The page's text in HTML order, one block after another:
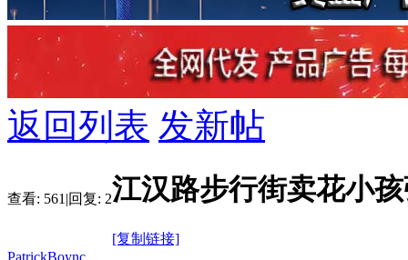
返回列表 发新帖
查看: 561 |回复: 2江汉路步行街卖花小
[复制链接]
PatrickBoync